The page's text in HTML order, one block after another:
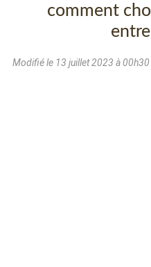
comment
Modifié le 13 juillet 2023 à 00h30